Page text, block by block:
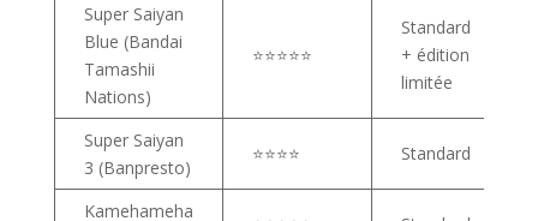
Super Saiyan
Blue (Bandai
Tamashii
Nations)
⭐⭐⭐⭐⭐
Standard
+ édition
limitée
Super Saiyan
3 (Banpresto)
⭐⭐⭐⭐ Standard
Kamehameha